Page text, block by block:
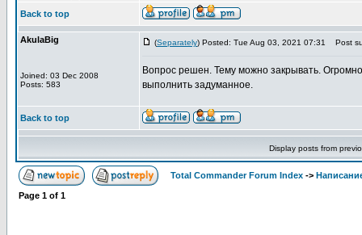
Back to top
AkulaBig
Joined: 03 Dec 2008
Posts: 583
(Separately) Posted: Tue Aug 03, 2021 07:31 Post
Вопрос решен. Тему можно закрывать.
выполнить задуманное.
Back to top
Display posts from
Total Commander Forum Index ->
Page 1 of 1